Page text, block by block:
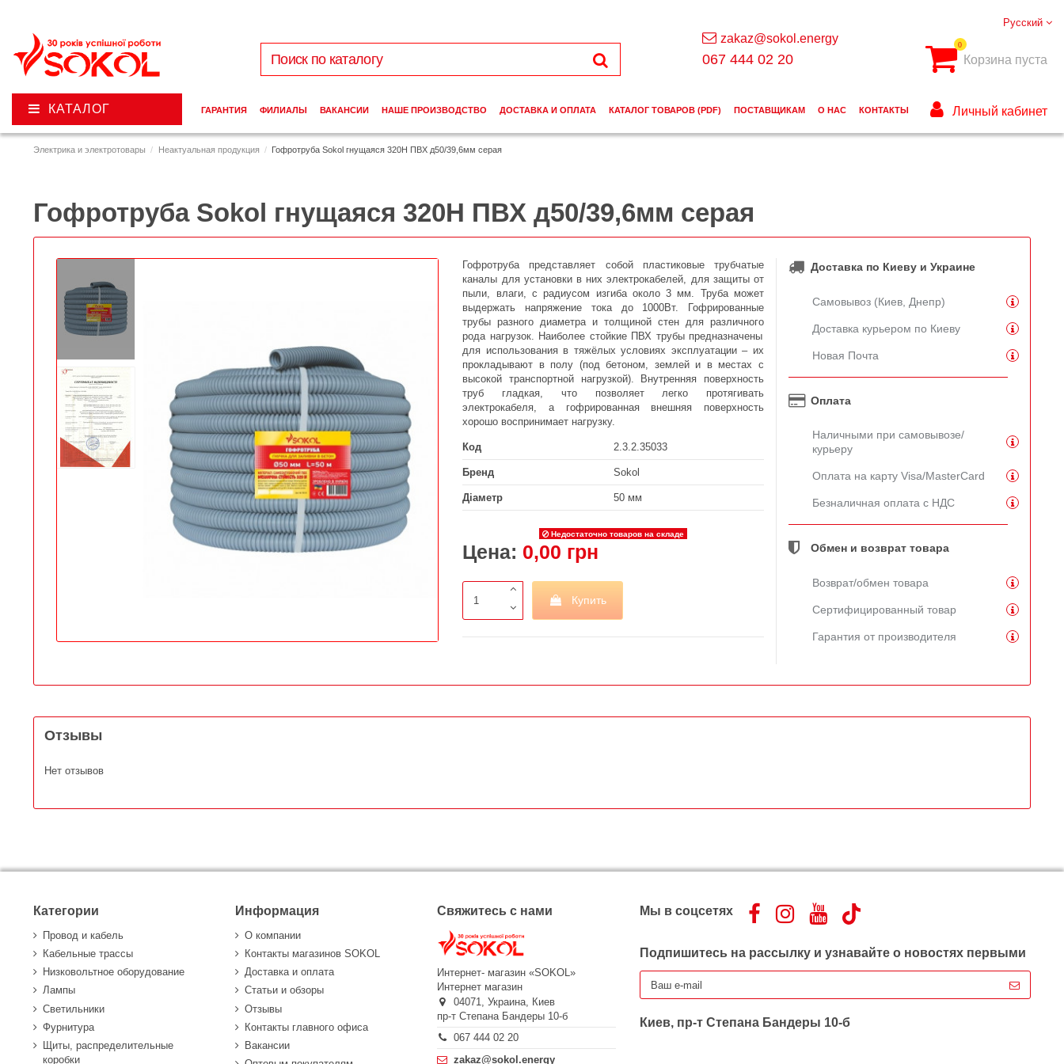
Электрика и электротовары Неактуальная продукция Гофротруба Sokol гнущаяся 320Н ПВХ д50/39,6мм серая
Гофротруба Sokol гнущаяся 320Н ПВХ д50/39,6мм серая
Гофротруба представляет собой пластиковые трубчатые
каналы для установки в них электрокабелей, для защиты от
пыли, влаги, с радиусом изгиба около 3 мм. Труба может
выдержать напряжение тока до 1000Вт. Гофрированные
трубы разного диаметра и толщиной стен для различного
рода нагрузок. Наиболее стойкие ПВХ трубы предназначены
для использования в тяжёлых условиях эксплуатации – их
прокладывают в полу (под бетоном, землей и в местах с
высокой транспортной нагрузкой). Внутренняя поверхность
труб гладкая, что позволяет легко протягивать
электрокабеля, а гофрированная внешняя поверхность
хорошо воспринимает нагрузку.
Код 2.3.2.35033
Бренд Sokol
Діаметр 50 мм
Недостаточно товаров на складе
Цена: 0,00 грн
Купить
Доставка по Киеву и Украине
Самовывоз (Киев, Днепр)
Доставка курьером по Киеву
Новая Почта
Оплата
Наличными при самовывозе/
курьеру
Оплата на карту Visa/MasterCard
Безналичная оплата с НДС
Обмен и возврат товара
Возврат/обмен товара
Сертифицированный товар
Гарантия от производителя
Отзывы
Нет отзывов
Русский
zakaz@sokol.energy
067 444 02 20
0
Корзина пуста
КАТАЛОГ ГАРАНТИЯ ФИЛИАЛЫ ВАКАНСИИ НАШЕ ПРОИЗВОДСТВО ДОСТАВКА И ОПЛАТА КАТАЛОГ ТОВАРОВ (PDF) ПОСТАВЩИКАМ О НАС КОНТАКТЫ Личный кабинет
Категории
Провод и кабель
Кабельные трассы
Низковольтное оборудование
Лампы
Светильники
Фурнитура
Щиты, распределительные
коробки
Информация
О компании
Контакты магазинов SOKOL
Доставка и оплата
Статьи и обзоры
Отзывы
Контакты главного офиса
Вакансии
Свяжитесь с нами
Интернет- магазин «SOKOL»
Интернет магазин
04071,Украина, Киев
пр-т Степана Бандеры 10-б
067 444 02 20
zakaz@sokol.energy
Мы в соцсетях
Подпишитесь на рассылку и узнавайте о новостях первыми
Киев, пр-т Степана Бандеры 10-б